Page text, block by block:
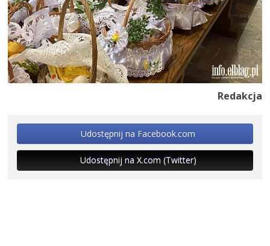
Redakcja
Udostępnij na Facebook.com
Udostępnij na X.com (Twitter)